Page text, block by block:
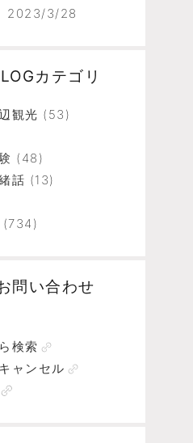
2023/3/28
カテゴリ
観光 (53)
(48)
話 (13)
(734)
問い合わせ
検索
ャンセル